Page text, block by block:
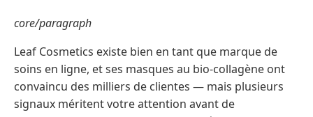
core/paragraph
Leaf Cosmetics existe bien en tant que marque de
soins en ligne, et ses masques au bio-collagène ont
convaincu des milliers de clientes — mais plusieurs
signaux méritent votre attention avant de